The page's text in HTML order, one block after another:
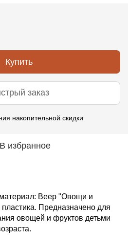
Купить
заказ
накопительной скидки
В избранное
Веер "Овощи и
Предназначено для
овощей и фруктов детьми